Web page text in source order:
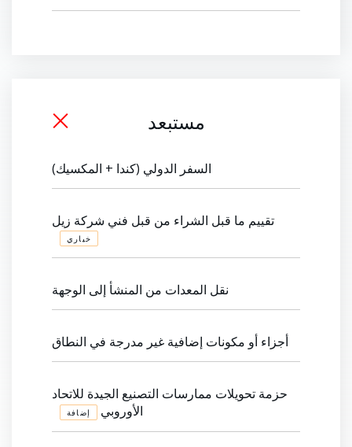
مستبعد
السفر الدولي (كندا + المكسيك)
تقييم ما قبل الشراء من قبل فني شركة زيل
خياري
نقل المعدات من المنشأ إلى الوجهة
أجزاء أو مكونات إضافية غير مدرجة في النطاق
حزمة تحويلات ممارسات التصنيع الجيدة للاتحاد
الأوروبي
إضافة